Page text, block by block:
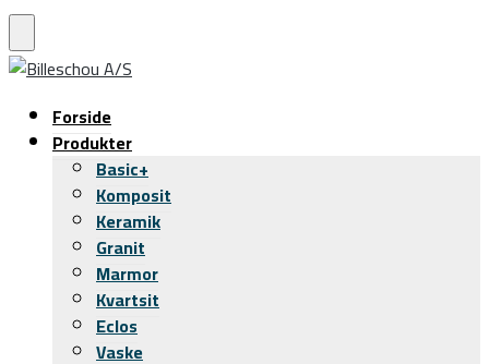
Forside
Produkter
Basic+
Komposit
Keramik
Granit
Marmor
Kvartsit
Eclos
Vaske